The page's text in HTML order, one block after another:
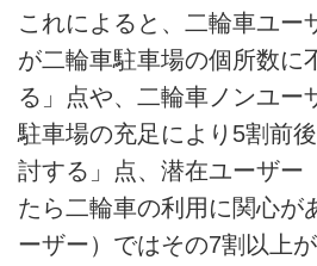
これによると、二輪車ユー
が二輪車駐車場の個所数に
る」点や、二輪車ノンユー
駐車場の充足により5割前
討する」点、潜在ユーザー
たら二輪車の利用に関心が
ーザー）ではその7割以上